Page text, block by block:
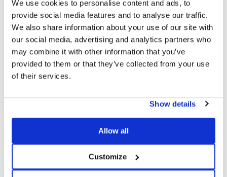
We use cookies to personalise content and ads, to
provide social media features and to analyse our traffic.
We also share information about your use of our site with
our social media, advertising and analytics partners who
may combine it with other information that you’ve
provided to them or that they’ve collected from your use
of their services.
Show details
Allow all
Customize
El sistema Standard, gracias a su gran variedad de
inclinaciones, puede tener un peso variable y adaptarse así a
las necesidades estructurales de la cubierta; esto, sin
embargo, no se traduce en una menor resistencia al viento.
Además de sermuy resistente a la acción del viento
que, con su forma en
“U”, son perfectos para su acoplamiento a los soportes de
hormigón sin necesidad de practicar ningún tipo de agujero
de fijación. Otro accesorio realizado para su uso en todos los
sistemas Sun Ballast, incluido el sistema Standard, con la
finalidad de aumentar al máximo la resistencia de la instalación